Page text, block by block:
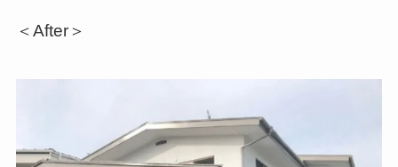
＜After＞